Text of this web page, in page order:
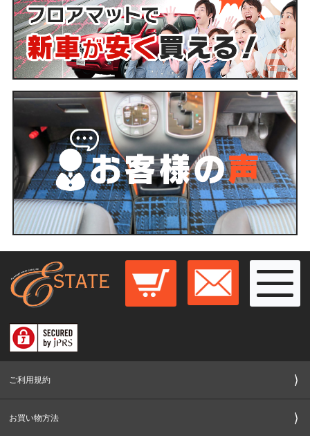
ご利用規約
お買い物方法